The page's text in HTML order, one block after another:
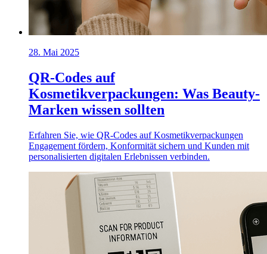
28. Mai 2025
QR-Codes auf
Kosmetikverpackungen: Was Beauty-
Marken wissen sollten
Erfahren Sie, wie QR-Codes auf Kosmetikverpackungen
Engagement fördern, Konformität sichern und Kunden mit
personalisierten digitalen Erlebnissen verbinden.